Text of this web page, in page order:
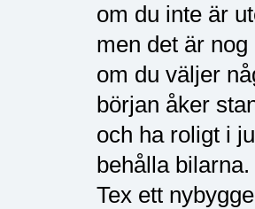
om du inte är
men det är
om du väljer
början åker
och ha roligt i
behålla bilarna.
Tex ett